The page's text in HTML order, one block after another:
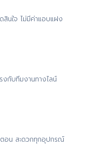
สินใจ ไม่มีค่าแอบแฝง
งกับทีมงานทางไลน์
ตอน สะดวกทุกอุปกรณ์